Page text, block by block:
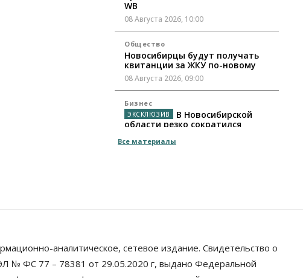
WB
08 Августа 2026, 10:00
Общество
Новосибирцы будут получать
квитанции за ЖКУ по-новому
08 Августа 2026, 09:00
Бизнес
В Новосибирской
области резко сократился
07 Августа 2026, 19:00
В аэропорту Толмачёво
завершены работы по
бетонированию рулежных
Все материалы
аналитическое, сетевое издание. Свидетельство о
№ ФС 77 – 78381 от 29.05.2020 г, выдано Федеральной